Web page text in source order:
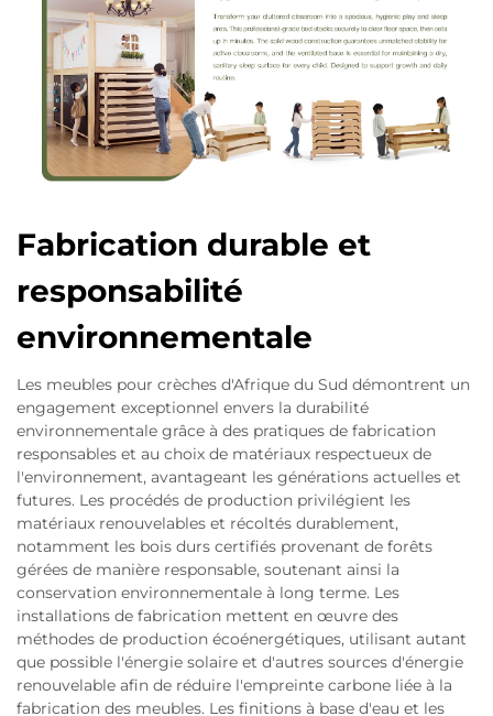
Fabrication durable et
responsabilité
environnementale
Les meubles pour crèches d'Afrique du Sud démontrent un
engagement exceptionnel envers la durabilité
environnementale grâce à des pratiques de fabrication
responsables et au choix de matériaux respectueux de
l'environnement, avantageant les générations actuelles et
futures. Les procédés de production privilégient les
matériaux renouvelables et récoltés durablement,
notamment les bois durs certifiés provenant de forêts
gérées de manière responsable, soutenant ainsi la
conservation environnementale à long terme. Les
installations de fabrication mettent en œuvre des
méthodes de production écoénergétiques, utilisant autant
que possible l'énergie solaire et d'autres sources d'énergie
renouvelable afin de réduire l'empreinte carbone liée à la
fabrication des meubles. Les finitions à base d'eau et les